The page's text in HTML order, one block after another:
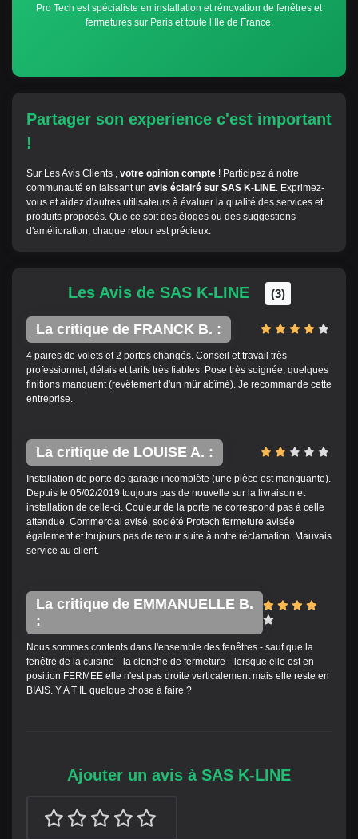
Pro Tech est spécialiste en installation et rénovation de fenêtres et
fermetures sur Paris et toute l’Ile de France.
Partager son experience c'est important
!
Sur Les Avis Clients , votre opinion compte ! Participez à notre
communauté en laissant un avis éclairé sur SAS K-LINE. Exprimez-
vous et aidez d'autres utilisateurs à évaluer la qualité des services et
produits proposés. Que ce soit des éloges ou des suggestions
d'amélioration, chaque retour est précieux.
Les Avis de SAS K-LINE (3)
La critique de FRANCK B. :
4 paires de volets et 2 portes changés. Conseil et travail très
professionnel, délais et tarifs très fiables. Pose très soignée, quelques
finitions manquent (revêtement d'un mûr abîmé). Je recommande cette
entreprise.
La critique de LOUISE A. :
Installation de porte de garage incomplète (une pièce est manquante).
Depuis le 05/02/2019 toujours pas de nouvelle sur la livraison et
installation de celle-ci. Couleur de la porte ne correspond pas à celle
attendue. Commercial avisé, société Protech fermeture avisée
également et toujours pas de retour suite à notre réclamation. Mauvais
service au client.
La critique de EMMANUELLE B.
:
Nous sommes contents dans l'ensemble des fenêtres - sauf que la
fenêtre de la cuisine-- la clenche de fermeture-- lorsque elle est en
position FERMEE elle n'est pas droite verticalement mais elle reste en
BIAIS. Y A T IL quelque chose à faire ?
Ajouter un avis à SAS K-LINE